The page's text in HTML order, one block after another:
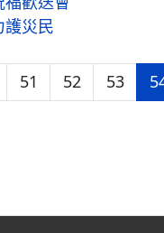
護災民
51 52 53